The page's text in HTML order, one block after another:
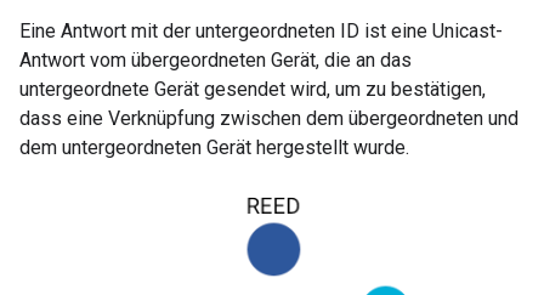
Eine Antwort mit der untergeordneten ID ist eine Unicast-
Antwort vom übergeordneten Gerät, die an das
untergeordnete Gerät gesendet wird, um zu bestätigen,
dass eine Verknüpfung zwischen dem übergeordneten und
dem untergeordneten Gerät hergestellt wurde.